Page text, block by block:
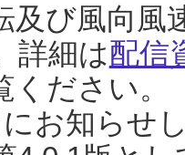
及び風向風
詳細は配信
ください。
お知らせ